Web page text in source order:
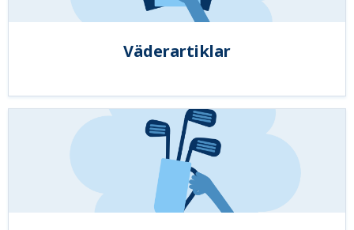
Väderartiklar